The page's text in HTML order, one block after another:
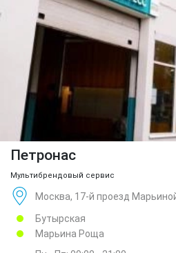
Петронас
Мультибрендовый сервис
Москва, 17-й проезд
Бутырская
Марьина Роща